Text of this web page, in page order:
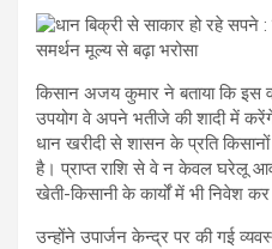
किसान अजय कुमार ने बताया कि इस
उपयोग वे अपने भतीजे की शादी में
धान खरीदी से शासन के प्रति
है। प्राप्त राशि से वे न केवल घरेलू
खेती-किसानी के कार्यों में भी निवेश कर
उन्होंने उपार्जन केन्द्र पर की गई